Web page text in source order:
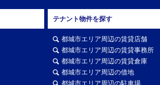
テナント物件を探す
都城市エリア周辺の賃貸店舗
都城市エリア周辺の賃貸事務所
都城市エリア周辺の賃貸倉庫
都城市エリア周辺の借地
都城市エリア周辺の駐車場